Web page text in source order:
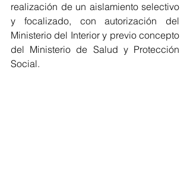
realización de un aislamiento selectivo
y focalizado, con autorización del
Ministerio del Interior y previo concepto
del Ministerio de Salud y Protección
Social.